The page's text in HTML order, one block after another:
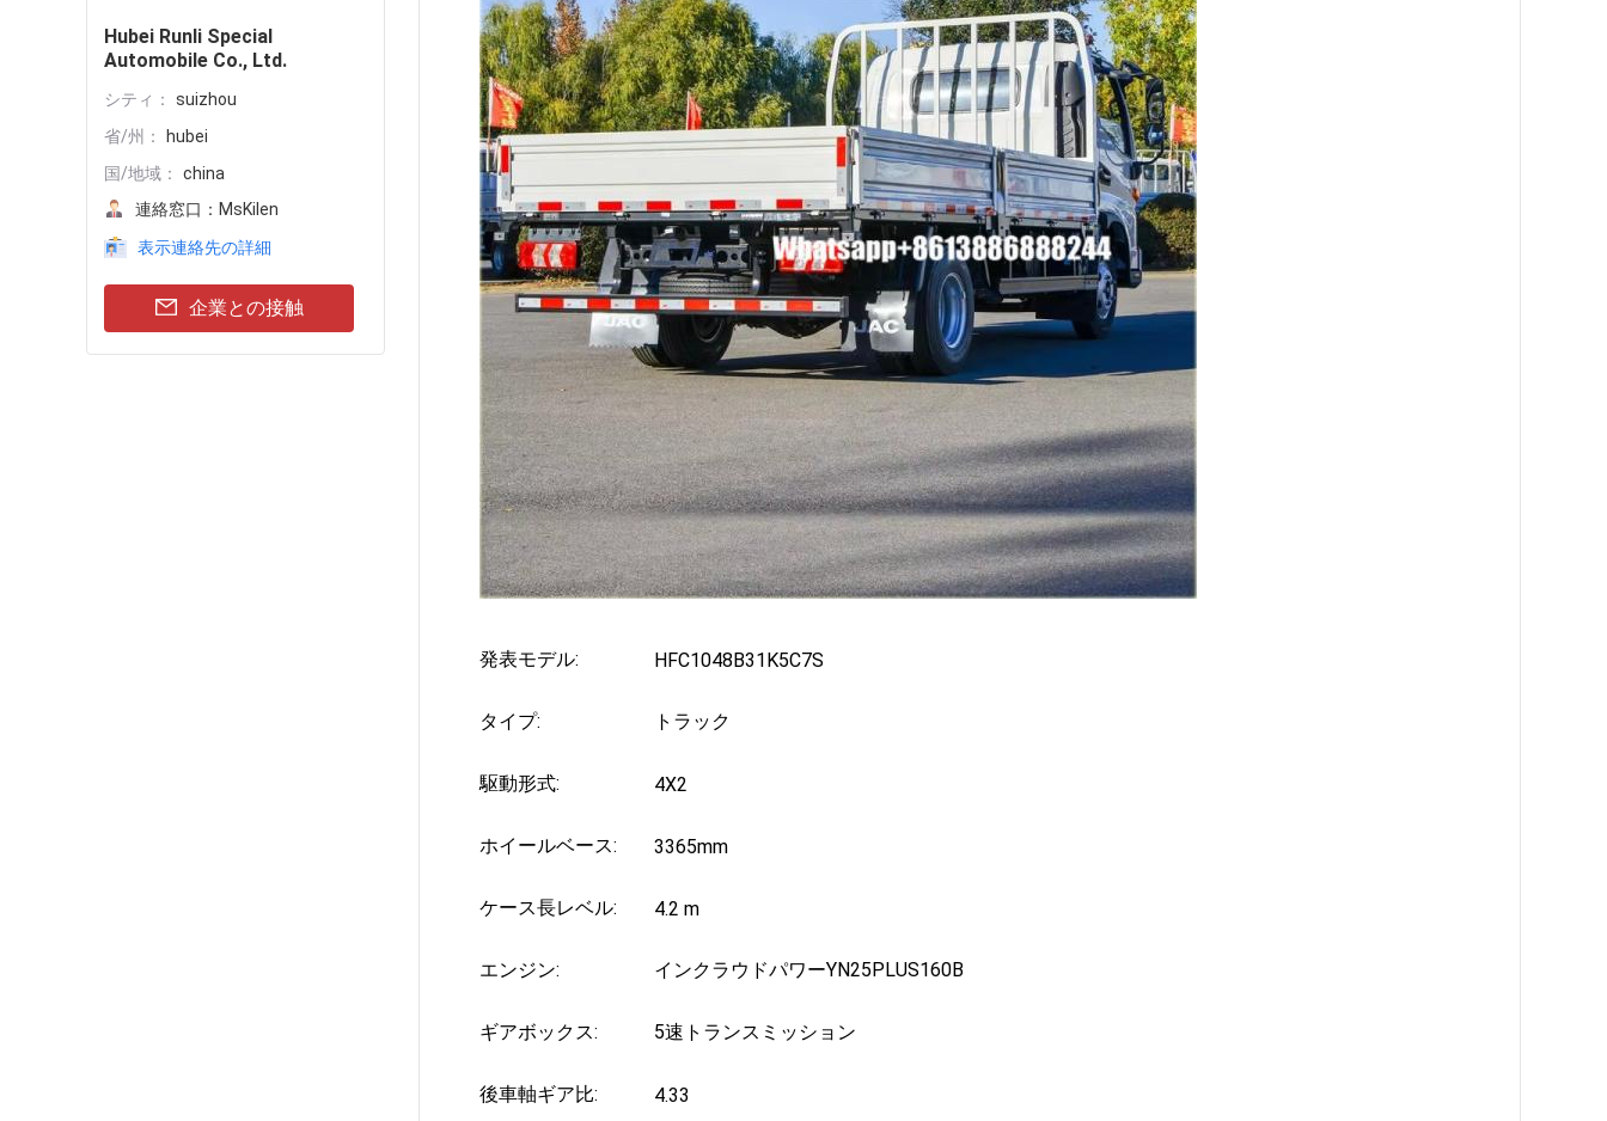
Hubei Runli Special
Automobile Co., Ltd.
シティ：
suizhou
省/州：
hubei
国/地域：
china
連絡窓口： MsKilen
表示連絡先の詳細
企業との接触
発表モデル: HFC1048B31K5C7S
タイプ: トラック
駆動形式: 4X2
ホイールベース: 3365mm
ケース長レベル: 4.2 m
エンジン: インクラウドパワーYN25PLUS160B
ギアボックス: 5速トランスミッション
後車軸ギア比: 4.33